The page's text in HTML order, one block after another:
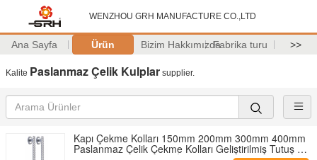
WENZHOU GRH MANUFACTURE CO.,LTD
Ana Sayfa Ürün Bizim HakkımızdaFabrika turu >>
Kalite Paslanmaz Çelik Kulplar supplier.
Kapı Çekme Kolları 150mm 200mm 300mm 400mm
Paslanmaz Çelik Çekme Kolları Geliştirilmiş Tutuş ve